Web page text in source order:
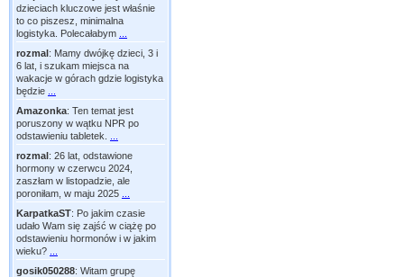
dzieciach kluczowe jest właśnie
to co piszesz, minimalna
logistyka. Polecałabym
rozmal: Mamy dwójkę dzieci, 3 i
6 lat, i szukam miejsca na
wakacje w górach gdzie logistyka
będzie
Amazonka: Ten temat jest
poruszony w wątku NPR po
odstawieniu tabletek.
rozmal: 26 lat, odstawione
hormony w czerwcu 2024,
zaszłam w listopadzie, ale
poroniłam, w maju 2025
KarpatkaST: Po jakim czasie
udało Wam się zajść w ciążę po
odstawieniu hormonów i w jakim
wieku?
gosik050288: Witam grupę